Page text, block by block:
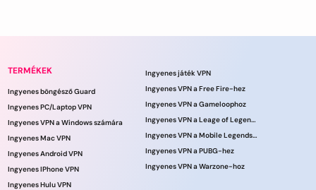
TERMÉKEK
Ingyenes böngésző Guard
Ingyenes PC/Laptop VPN
Ingyenes VPN a Windows számára
Ingyenes Mac VPN
Ingyenes Android VPN
Ingyenes IPhone VPN
Ingyenes Hulu VPN
Ingyenes játék VPN
Ingyenes VPN a Free Fire-hez
Ingyenes VPN a Gameloophoz
Ingyenes VPN a Leage of Legends játékhoz
Ingyenes VPN a Mobile Legends számára
Ingyenes VPN a PUBG-hez
Ingyenes VPN a Warzone-hoz